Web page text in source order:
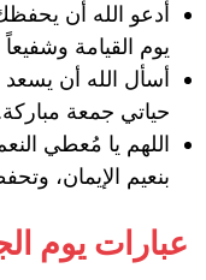
أدعو الله أن
يوم القيامة
أسأل الله أن
حياتي جمعة
اللهم يا مُعطي
بنعيم الإيمان،
عبارات يوم